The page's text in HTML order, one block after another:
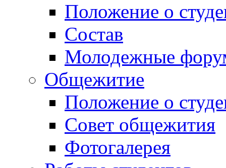
Положение о
Состав
Молодежные
Общежитие
Положение о
Совет общежития
Фотогалерея